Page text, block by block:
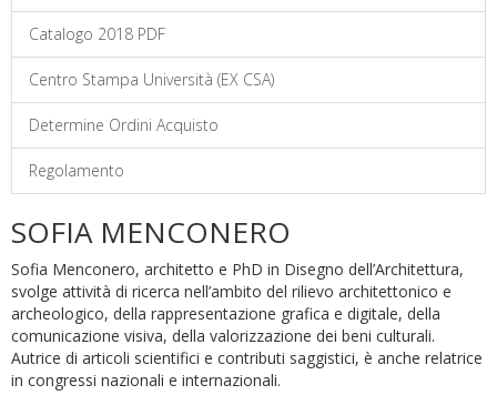
Catalogo 2018 PDF
Centro Stampa Università (EX CSA)
Determine Ordini Acquisto
Regolamento
SOFIA MENCONERO
Sofia Menconero, architetto e PhD in Disegno dell’Architettura,
svolge attività di ricerca nell’ambito del rilievo architettonico e
archeologico, della rappresentazione grafica e digitale, della
comunicazione visiva, della valorizzazione dei beni culturali.
Autrice di articoli scientifici e contributi saggistici, è anche relatrice
in congressi nazionali e internazionali.